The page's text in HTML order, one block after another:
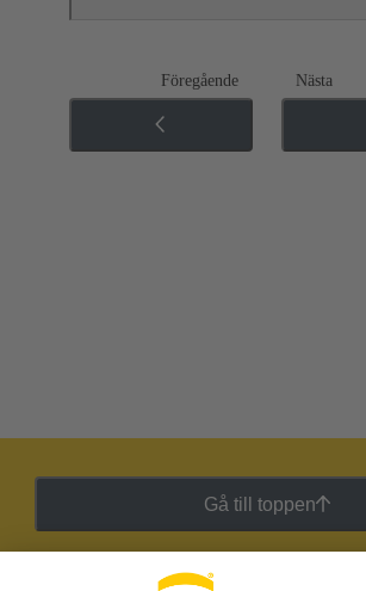
Föregående Nästa
Gå till toppen